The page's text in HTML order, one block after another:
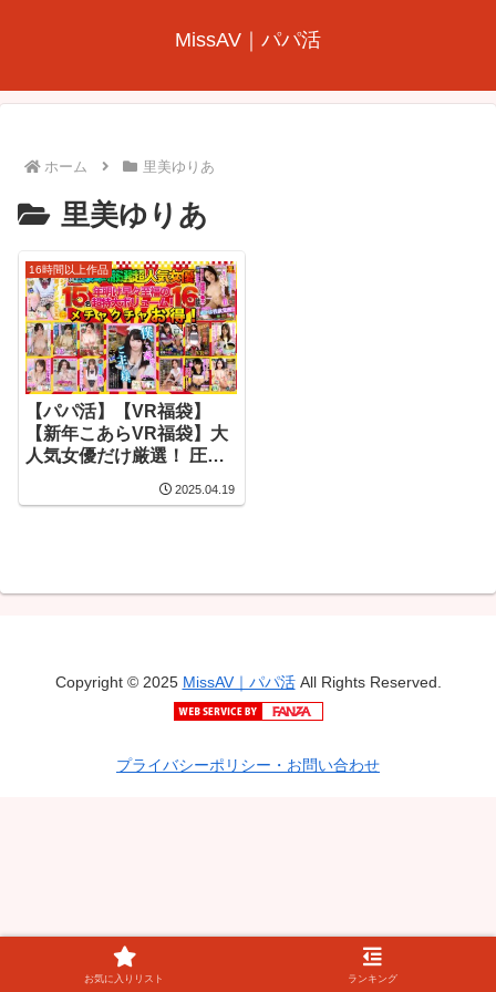
MissAV｜パパ活
ホーム 里美ゆりあ
里美ゆりあ
16時間以上作品
【パパ活】【VR福袋】
【新年こあらVR福袋】大
人気女優だけ厳選！ 圧倒
ット丸ごと15作品16時間
2025.04.19
Copyright © 2025 MissAV｜パパ活All Rights Reserved.
プライバシーポリシー・お問い合わせ
お気に入りリスト ランキング